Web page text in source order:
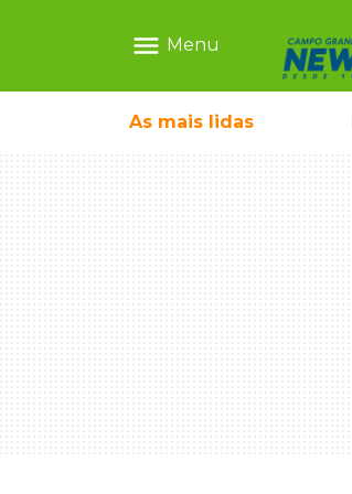
menu Menu
As mais lidas
crianças brasileiras